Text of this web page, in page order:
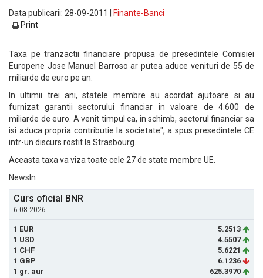
Data publicarii: 28-09-2011 |
Finante-Banci
Print
Taxa pe tranzactii financiare propusa de presedintele Comisiei
Europene Jose Manuel Barroso ar putea aduce venituri de 55 de
miliarde de euro pe an.
In ultimii trei ani, statele membre au acordat ajutoare si au
furnizat garantii sectorului financiar in valoare de 4.600 de
miliarde de euro. A venit timpul ca, in schimb, sectorul financiar sa
isi aduca propria contributie la societate", a spus presedintele CE
intr-un discurs rostit la Strasbourg.
Aceasta taxa va viza toate cele 27 de state membre UE.
NewsIn
Curs oficial BNR
6.08.2026
1 EUR
5.2513
1 USD
4.5507
1 CHF
5.6221
1 GBP
6.1236
1 gr. aur
625.3970